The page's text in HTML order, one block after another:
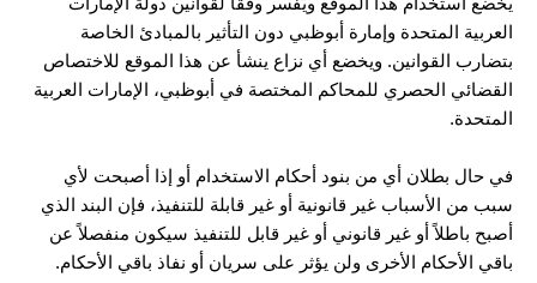
العربية المتحدة وإمارة أبوظبي دون التأثير بالمبادئ الخاصة
بتضارب القوانين. ويخضع أي نزاع ينشأ عن هذا الموقع للاختصاص
القضائي الحصري للمحاكم المختصة في أبوظبي، الإمارات العربية
المتحدة.
في حال بطلان أي من بنود أحكام الاستخدام أو إذا أصبحت لأي
سبب من الأسباب غير قانونية أو غير قابلة للتنفيذ، فإن البند الذي
أصبح باطلاً أو غير قانوني أو غير قابل للتنفيذ سيكون منفصلاً عن
باقي الأحكام الأخرى ولن يؤثر على سريان أو نفاذ باقي الأحكام.